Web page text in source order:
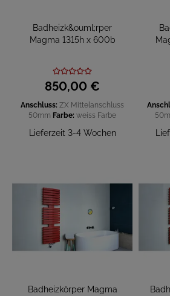
Badheizk&ouml;rper
Magma 1315h x 600b
850,00 €
Anschluss: ZX Mittelanschluss
50mm Farbe: weiss Farbe
Lieferzeit 3-4 Wochen
Badheizkörper Magma